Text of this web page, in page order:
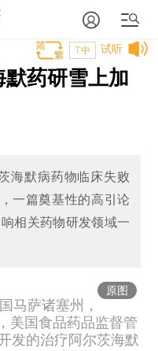
试听
T中
药研雪上加
海默病药物临床失败
一篇奠基性的高引论
相关药物研发领域一
原图
马萨诸塞州，
美国食品药品监督管
发的治疗阿尔茨海默